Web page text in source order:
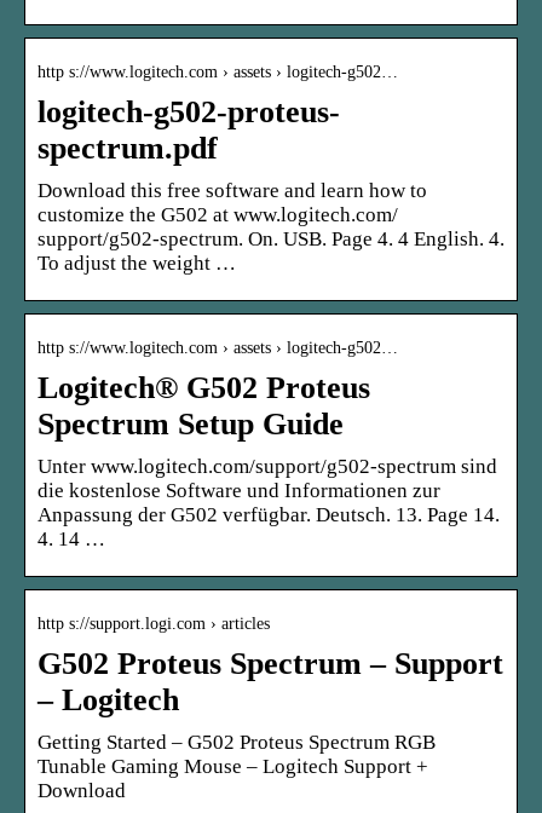
http s://www.logitech.com › assets › logitech-g502…
logitech-g502-proteus-
spectrum.pdf
Download this free software and learn how to
customize the G502 at www.logitech.com/
support/g502-spectrum. On. USB. Page 4. 4 English. 4.
To adjust the weight …
http s://www.logitech.com › assets › logitech-g502…
Logitech® G502 Proteus
Spectrum Setup Guide
Unter www.logitech.com/support/g502-spectrum sind
die kostenlose Software und Informationen zur
Anpassung der G502 verfügbar. Deutsch. 13. Page 14.
4. 14 …
http s://support.logi.com › articles
G502 Proteus Spectrum – Support
– Logitech
Getting Started – G502 Proteus Spectrum RGB
Tunable Gaming Mouse – Logitech Support +
Download